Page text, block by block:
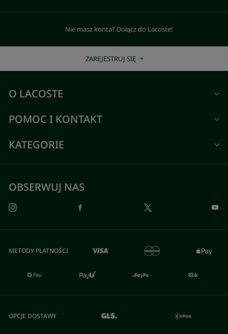
Nie masz konta? Dołącz do Lacoste!
ZAREJESTRUJ SIĘ
O LACOSTE
POMOC I KONTAKT
KATEGORIE
OBSERWUJ NAS
METODY PŁATNOŚCI
OPCJE DOSTAWY